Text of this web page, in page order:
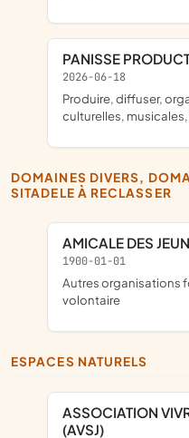
PANISSE
2026-06-18
produire, diffuser, organiser et promouvoir des actions
culturelles,
DOMAINES DIVERS, DOMAINES DE NOMENCLATURE
SITADELE À RECLASSER
AMICALE DES
1900-01-01
Autres organisations fonctionnant par adhésion
volontaire
ESPACES NATURELS
ASSOCIATION VIVRE A SAINT-JEAN LE VIEUX
(AVSJ)